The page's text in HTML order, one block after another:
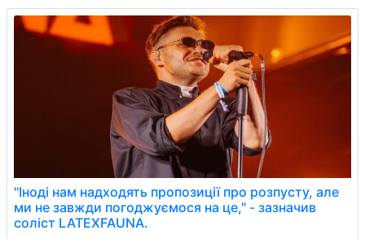
"Іноді нам надходять пропозиції про розпусту, але
ми не завжди погоджуємося на це," - зазначив
соліст LATEXFAUNA.